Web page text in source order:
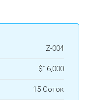
Z-004
$16,000
15 Соток